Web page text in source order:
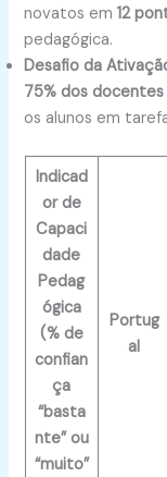
novatos em12
pedagógica.
Desafio da
75% dos docentes
os alunos em
Indicad
or de
Capaci
dade
Pedag
ógica
(% de
confian
ça
“basta
nte” ou
“muito”
Portug
al